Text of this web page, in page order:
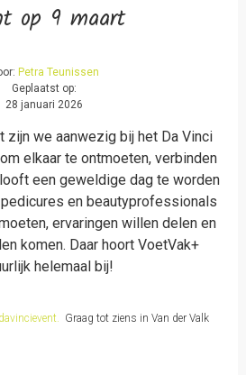
op 9 maart
Petra Teunissen
Geplaatst op:
28 januari 2026
zijn we aanwezig bij het Da Vinci
elkaar te ontmoeten, verbinden
een geweldige dag te worden
en beautyprofessionals
ervaringen willen delen en
komen. Daar hoort VoetVak+
helemaal bij!
Graag tot ziens in Van der Valk